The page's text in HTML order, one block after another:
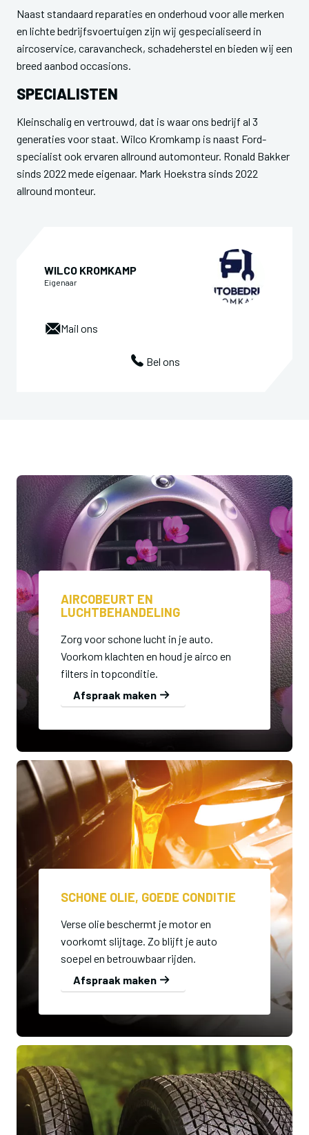
Naast standaard reparaties en onderhoud voor alle merken
en lichte bedrijfsvoertuigen zijn wij gespecialiseerd in
aircoservice, caravancheck, schadeherstel en bieden wij een
breed aanbod occasions.
SPECIALISTEN
Kleinschalig en vertrouwd, dat is waar ons bedrijf al 3
generaties voor staat. Wilco Kromkamp is naast Ford-
specialist ook ervaren allround automonteur. Ronald Bakker
sinds 2022 mede eigenaar. Mark Hoekstra sinds 2022
allround monteur.
WILCO KROMKAMP
Eigenaar
Mail ons
Bel ons
AIRCOBEURT EN
LUCHTBEHANDELING
Zorg voor schone lucht in je auto.
Voorkom klachten en houd je airco en
filters in topconditie.
Afspraak maken
SCHONE OLIE, GOEDE CONDITIE
Verse olie beschermt je motor en
voorkomt slijtage. Zo blijft je auto
soepel en betrouwbaar rijden.
Afspraak maken